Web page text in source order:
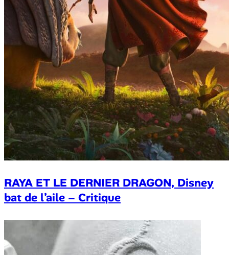
RAYA ET LE DERNIER DRAGON, Disney
bat de l’aile – Critique